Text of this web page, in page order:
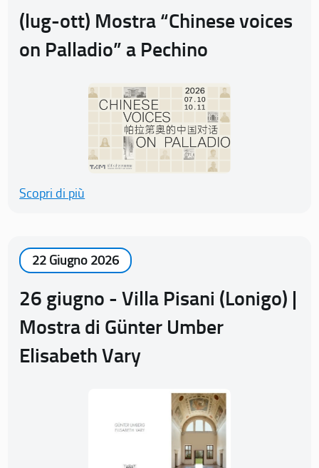
(lug-ott) Mostra “Chinese voices
on Palladio” a Pechino
Scopri di più
22 Giugno 2026
26 giugno - Villa Pisani (Lonigo) |
Mostra di Günter Umber
Elisabeth Vary